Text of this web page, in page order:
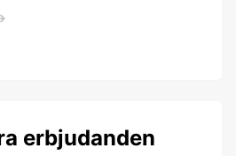
erbjudanden